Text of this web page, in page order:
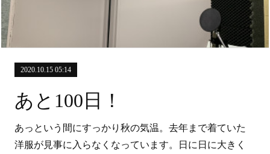
2020.10.15 05:14
あと100日！
あっという間にすっかり秋の気温。去年まで着ていた
洋服が見事に入らなくなっています。日に日に大きく